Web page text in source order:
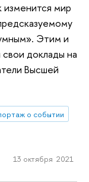
мир
Этим и
доклады на
Высшей
о событии
13 октября 2021